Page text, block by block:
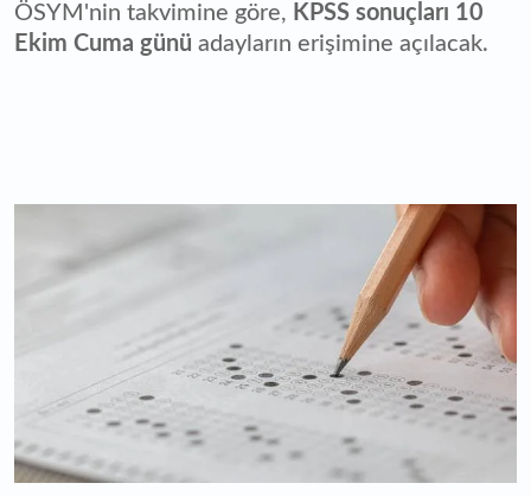
ÖSYM'nin takvimine göre, KPSS sonuçları 10
Ekim Cuma günü adayların erişimine açılacak.